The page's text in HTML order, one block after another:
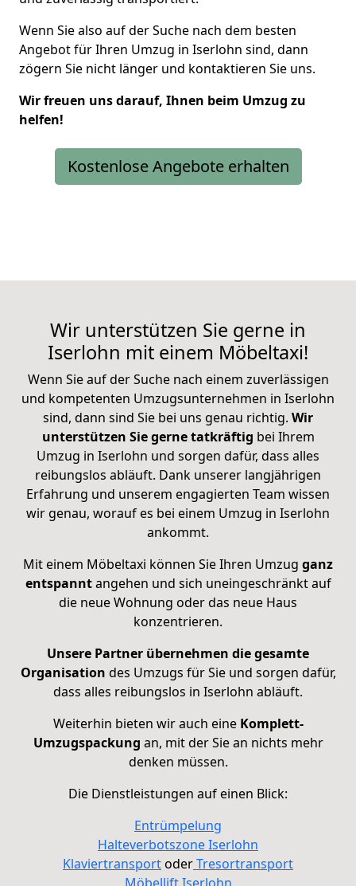
Wenn Sie also auf der Suche nach dem besten
Angebot für Ihren Umzug in Iserlohn sind, dann
zögern Sie nicht länger und kontaktieren Sie uns.
Wir freuen uns darauf, Ihnen beim Umzug zu
helfen!
Kostenlose Angebote erhalten
Wir unterstützen Sie gerne in
Iserlohn mit einem Möbeltaxi!
Wenn Sie auf der Suche nach einem zuverlässigen
und kompetenten Umzugsunternehmen in Iserlohn
sind, dann sind Sie bei uns genau richtig. Wir
unterstützen Sie gerne tatkräftig bei Ihrem
Umzug in Iserlohn und sorgen dafür, dass alles
reibungslos abläuft. Dank unserer langjährigen
Erfahrung und unserem engagierten Team wissen
wir genau, worauf es bei einem Umzug in Iserlohn
ankommt.
Mit einem Möbeltaxi können Sie Ihren Umzug ganz
entspanntangehen und sich uneingeschränkt auf
die neue Wohnung oder das neue Haus
konzentrieren.
Unsere Partner übernehmen die gesamte
Organisation des Umzugs für Sie und sorgen dafür,
dass alles reibungslos in Iserlohn abläuft.
Weiterhin bieten wir auch eine Komplett-
Umzugspackung an, mit der Sie an nichts mehr
denken müssen.
Die Dienstleistungen auf einen Blick:
Entrümpelung
Halteverbotszone Iserlohn
KlaviertransportoderTresortransport